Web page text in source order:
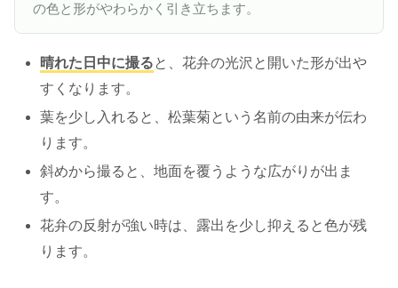
の色と形がやわらかく引き立ちます。
晴れた日中に撮ると、花弁の光沢と開いた形が出や
すくなります。
葉を少し入れると、松葉菊という名前の由来が伝わ
ります。
斜めから撮ると、地面を覆うような広がりが出ま
す。
花弁の反射が強い時は、露出を少し抑えると色が残
ります。